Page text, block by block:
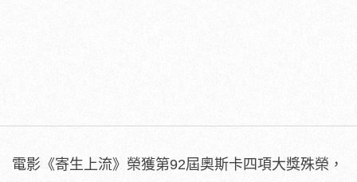
電影《寄生上流》榮獲第92屆奧斯卡四項大獎殊榮，